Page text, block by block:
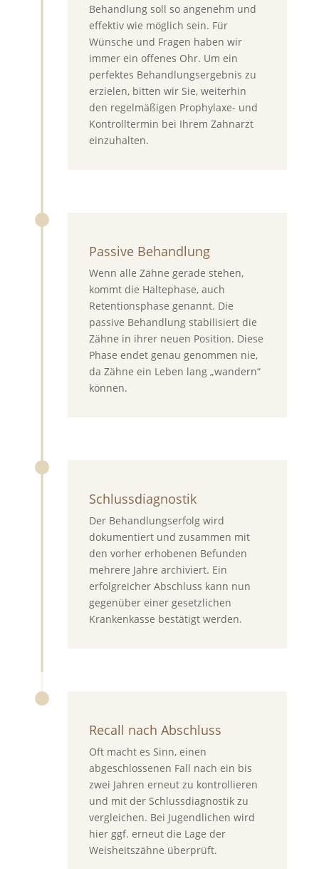
Behandlung soll so angenehm und
effektiv wie möglich sein. Für
Wünsche und Fragen haben wir
immer ein offenes Ohr. Um ein
perfektes Behandlungsergebnis zu
erzielen, bitten wir Sie, weiterhin
den regelmäßigen Prophylaxe- und
Kontrolltermin bei Ihrem Zahnarzt
einzuhalten.
Passive Behandlung
Wenn alle Zähne gerade stehen,
kommt die Haltephase, auch
Retentionsphase genannt. Die
passive Behandlung stabilisiert die
Zähne in ihrer neuen Position. Diese
Phase endet genau genommen nie,
da Zähne ein Leben lang „wandern“
können.
Schlussdiagnostik
Der Behandlungserfolg wird
dokumentiert und zusammen mit
den vorher erhobenen Befunden
mehrere Jahre archiviert. Ein
erfolgreicher Abschluss kann nun
gegenüber einer gesetzlichen
Krankenkasse bestätigt werden.
Recall nach Abschluss
Oft macht es Sinn, einen
abgeschlossenen Fall nach ein bis
zwei Jahren erneut zu kontrollieren
und mit der Schlussdiagnostik zu
vergleichen. Bei Jugendlichen wird
hier ggf. erneut die Lage der
Weisheitszähne überprüft.